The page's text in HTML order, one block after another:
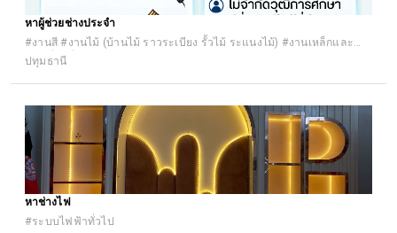
หาผู้ช่วยช่างประจำ
#งานสี #งานไม้ (บ้านไม้ ราวระเบียง รั้วไม้ ระแนงไม้) #งานเหล็กและ
งานเชื่อมอื่นๆ #งานเฟอร์นิเจอร์และตกแต่งภายใน (เฟอร์นิเจอร์ ผ้าม่าน)
ปทุมธานี
หาช่างไฟ
#ระบบไฟฟ้าทั่วไป